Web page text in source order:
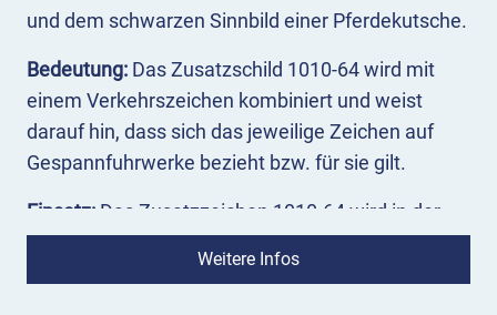
und dem schwarzen Sinnbild einer Pferdekutsche.
Bedeutung: Das Zusatzschild 1010-64 wird mit
einem Verkehrszeichen kombiniert und weist
darauf hin, dass sich das jeweilige Zeichen auf
Gespannfuhrwerke bezieht bzw. für sie gilt.
Einsatz: Das Zusatzzeichen 1010-64 wird in der
Regel unmittelbar unterhalb des
Verkehrszeichens, mit dem es zusammensteht,
Weitere Infos